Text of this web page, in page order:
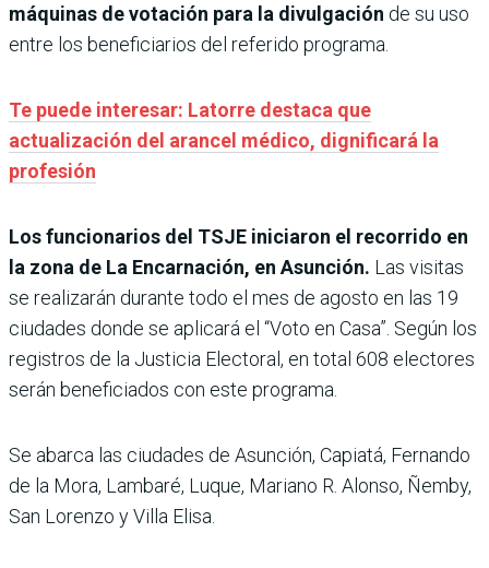
máquinas de votación para la divulgación de su uso
entre los beneficiarios del referido programa.
Te puede interesar: Latorre destaca que
actualización del arancel médico, dignificará la
profesión
Los funcionarios del TSJE iniciaron el recorrido en
la zona de La Encarnación, en Asunción. Las visitas
se realizarán durante todo el mes de agosto en las 19
ciudades donde se aplicará el “Voto en Casa”. Según los
registros de la Justicia Electoral, en total 608 electores
serán beneficiados con este programa.
Se abarca las ciudades de Asunción, Capiatá, Fernando
de la Mora, Lambaré, Luque, Mariano R. Alonso, Ñemby,
San Lorenzo y Villa Elisa.